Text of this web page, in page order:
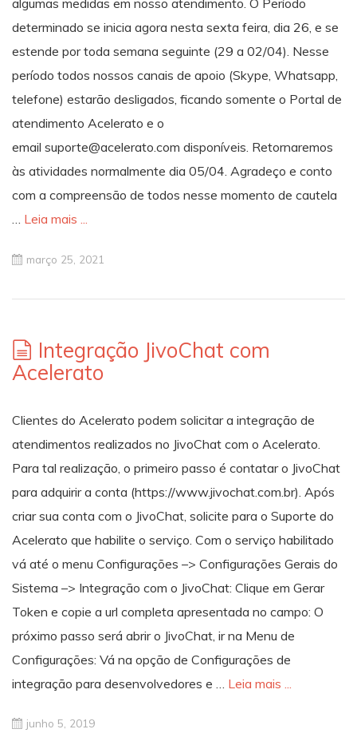
algumas medidas em nosso atendimento. O Período
determinado se inicia agora nesta sexta feira, dia 26, e se
estende por toda semana seguinte (29 a 02/04). Nesse
período todos nossos canais de apoio (Skype, Whatsapp,
telefone) estarão desligados, ficando somente o Portal de
atendimento Acelerato e o
email suporte@acelerato.com disponíveis. Retornaremos
às atividades normalmente dia 05/04. Agradeço e conto
com a compreensão de todos nesse momento de cautela
… Leia mais ...
março 25, 2021
Integração JivoChat com
Acelerato
Clientes do Acelerato podem solicitar a integração de
atendimentos realizados no JivoChat com o Acelerato.
Para tal realização, o primeiro passo é contatar o JivoChat
para adquirir a conta (https://www.jivochat.com.br). Após
criar sua conta com o JivoChat, solicite para o Suporte do
Acelerato que habilite o serviço. Com o serviço habilitado
vá até o menu Configurações –> Configurações Gerais do
Sistema –> Integração com o JivoChat: Clique em Gerar
Token e copie a url completa apresentada no campo: O
próximo passo será abrir o JivoChat, ir na Menu de
Configurações: Vá na opção de Configurações de
integração para desenvolvedores e … Leia mais ...
junho 5, 2019